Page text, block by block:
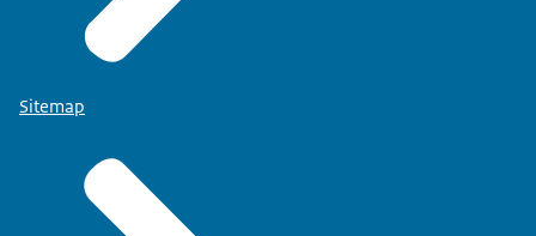
Sitemap